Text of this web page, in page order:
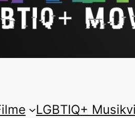
LGBTIQ+